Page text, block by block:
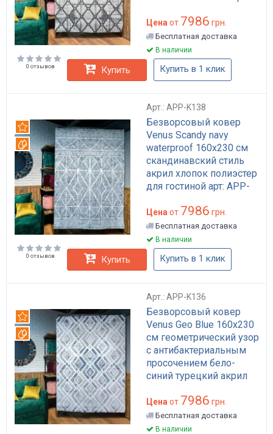
Цена от 7986 грн.
Бесплатная доставка
В наличии
0 отзывов Купить Купить в 1 клик
Арт.: APP-K138
Безворсовый ковер
Venus Scandy navy
waterproof 160x230 см
скандинавский стиль
акрил хлопок полиэстер
для гостиной арт: APP-
Рекомендуем
Вотерпруф
Цена от 7986 грн.
Бесплатная доставка
В наличии
0 отзывов Купить Купить в 1 клик
Арт.: APP-K136
Безворсовый ковер
Venus Geo Blue 160x230
см геометрический узор
с антибактериальным
просочением бело-
синий турецкий акрил
APP-K136
Рекомендуем
Вотерпруф
Цена от 7986 грн.
Бесплатная доставка
В наличии